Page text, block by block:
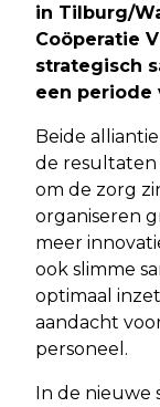
in Tilburg/
Coöperatie
strategisch
een periode
Beide
de
om de zorg
organiseren
meer
ook slimme
optimaal
aandacht
personeel.
In de nieuwe